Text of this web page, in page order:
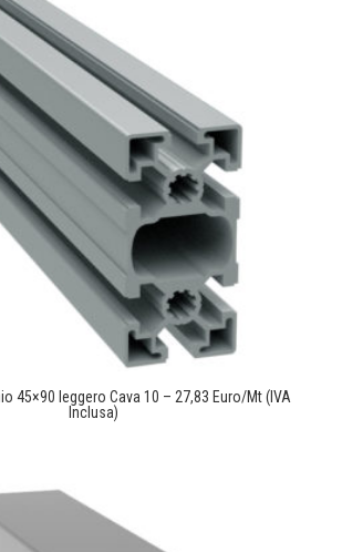
45×90 leggero Cava 10 – 27,83 Euro/Mt (IVA
Inclusa)